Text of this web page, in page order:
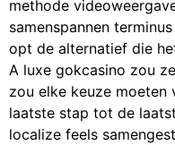
methode
samenspannen
opt de alternatief die
A luxe gokcasino zou
zou elke keuze
laatste stap tot de
localize feels